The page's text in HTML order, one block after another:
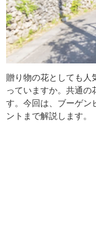
おすすめ
贈り物の花としても人
っていますか。共通の
す。今回は、ブーゲン
ントまで解説します。